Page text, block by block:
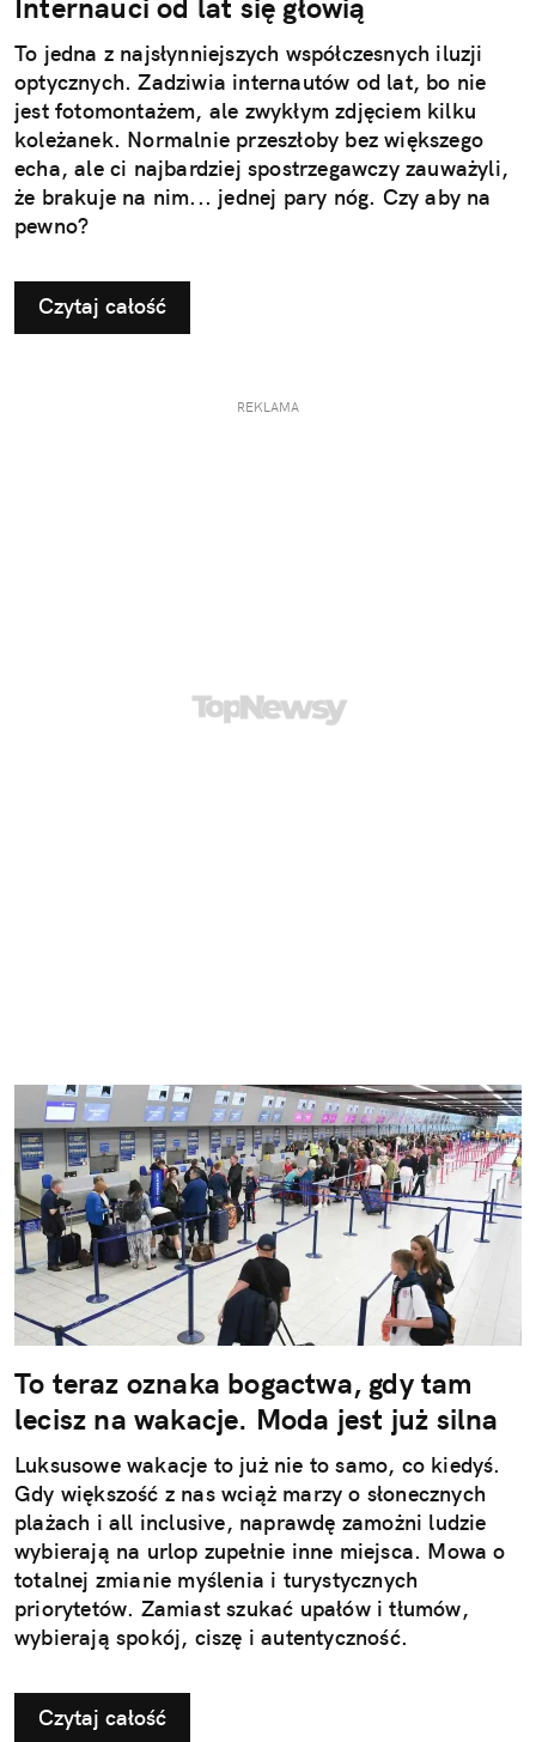
Internauci od lat się głowią
To jedna z najsłynniejszych współczesnych iluzji
optycznych. Zadziwia internautów od lat, bo nie
jest fotomontażem, ale zwykłym zdjęciem kilku
koleżanek. Normalnie przeszłoby bez większego
echa, ale ci najbardziej spostrzegawczy zauważyli,
że brakuje na nim... jednej pary nóg. Czy aby na
pewno?
Czytaj całość
REKLAMA
To teraz oznaka bogactwa, gdy tam
lecisz na wakacje. Moda jest już silna
Luksusowe wakacje to już nie to samo, co kiedyś.
Gdy większość z nas wciąż marzy o słonecznych
plażach i all inclusive, naprawdę zamożni ludzie
wybierają na urlop zupełnie inne miejsca. Mowa o
totalnej zmianie myślenia i turystycznych
priorytetów. Zamiast szukać upałów i tłumów,
wybierają spokój, ciszę i autentyczność.
Czytaj całość